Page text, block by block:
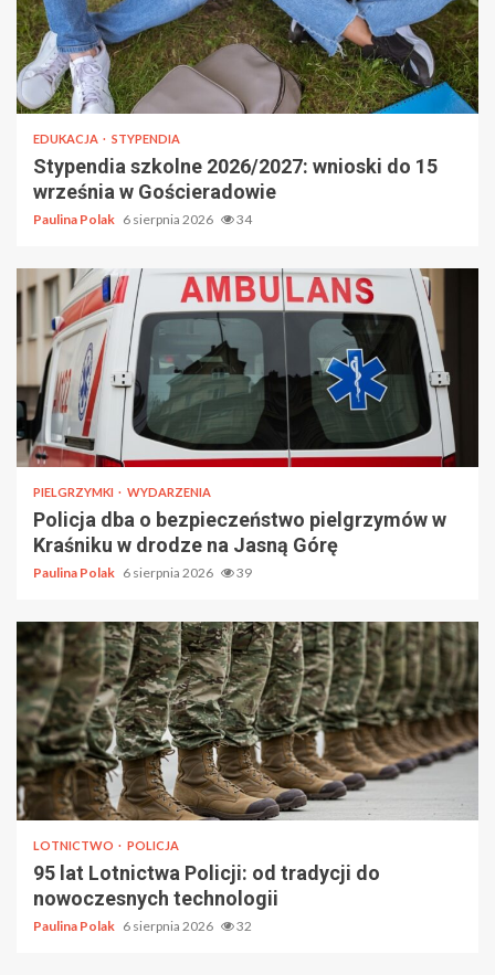
EDUKACJA STYPENDIA
Stypendia szkolne 2026/2027: wnioski do 15
września w Gościeradowie
Paulina Polak 6 sierpnia 2026 34
PIELGRZYMKI WYDARZENIA
Policja dba o bezpieczeństwo pielgrzymów w
Kraśniku w drodze na Jasną Górę
Paulina Polak 6 sierpnia 2026 39
LOTNICTWO POLICJA
95 lat Lotnictwa Policji: od tradycji do
nowoczesnych technologii
Paulina Polak 6 sierpnia 2026 32